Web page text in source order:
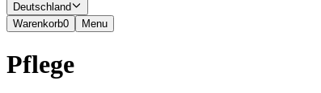
Deutschland
Warenkorb0 Menu
Pflege